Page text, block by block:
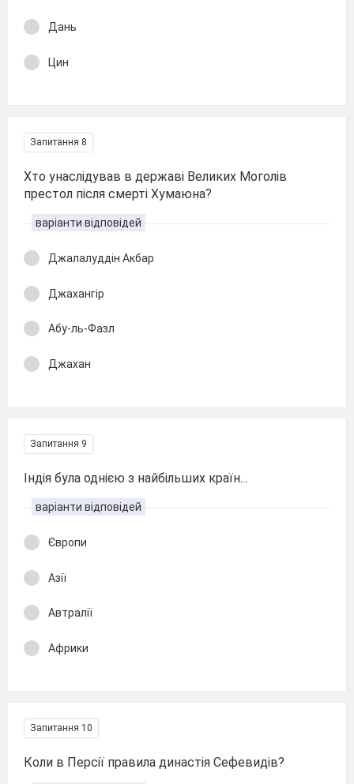
Дань
Цин
Запитання 8
Хто унаслідував в державі Великих Моголів
престол після смерті Хумаюна?
варіанти відповідей
Джалалуддін Акбар
Джахангір
Абу-ль-Фазл
Джахан
Запитання 9
Індія була однією з найбільших країн...
варіанти відповідей
Європи
Азії
Автралії
Африки
Запитання 10
Коли в Персії правила династія Сефевидів?